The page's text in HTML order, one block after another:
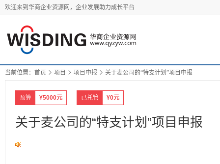
欢迎来到华商企业资源网，企业发展助力成长平台
当前位置： 首页  项目  项目申报  关于麦公司的“特支计划”项目申报
预算 ¥5000元 已托管 ¥0元
关于麦公司的“特支计划”项目申报